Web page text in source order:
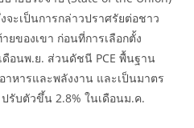
จะเป็นการกล่าวปราศรัยต่อชาว
ยของเขา ก่อนที่การเลือกตั้ง
อนพ.ย. ส่วนดัชนี PCE พื้นฐาน
าหารและพลังงาน และเป็นมาตร
รับตัวขึ้น 2.8% ในเดือนม.ค.